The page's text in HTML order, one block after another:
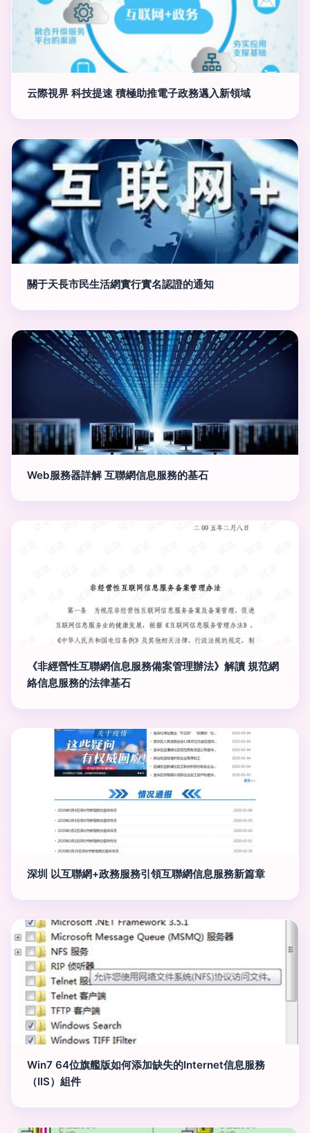
云際視界 科技提速 積極助推電子政務邁入新領域
關于天長市民生活網實行實名認證的通知
Web服務器詳解 互聯網信息服務的基石
《非經營性互聯網信息服務備案管理辦法》解讀 規范網
絡信息服務的法律基石
深圳 以互聯網+政務服務引領互聯網信息服務新篇章
Win7 64位旗艦版如何添加缺失的Internet信息服務
（IIS）組件